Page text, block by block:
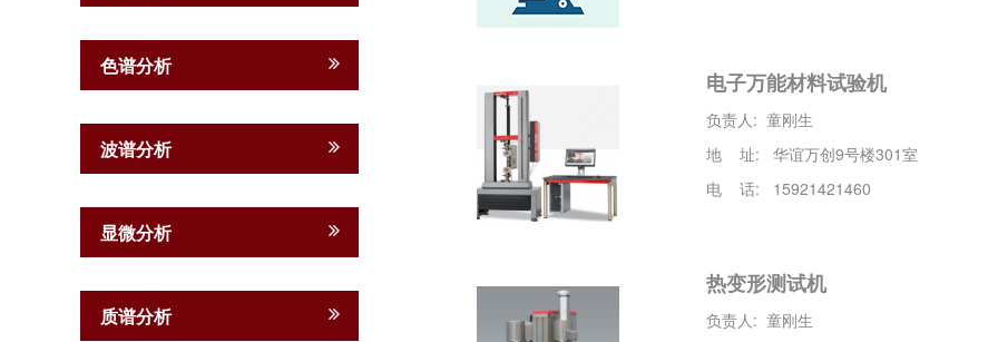
色谱分析
波谱分析
显微分析
质谱分析
电子万能材料试验机
负责人: 童刚生
地 址: 华谊万创9号楼301室
电 话: 15921421460
热变形测试机
负责人: 童刚生